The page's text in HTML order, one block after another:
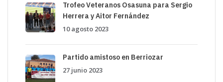
Trofeo Veteranos Osasuna para Sergio
Herrera y Aitor Fernández
10 agosto 2023
Partido amistoso en Berriozar
27 junio 2023